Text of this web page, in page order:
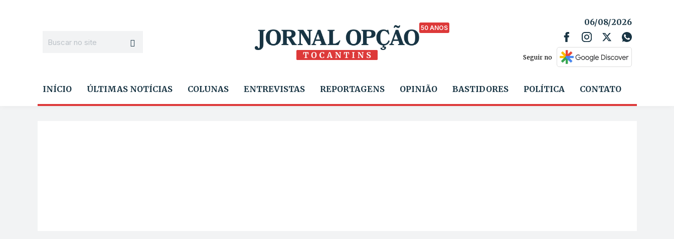
50 ANOS
06/08/2026
Seguir no
INÍCIO ÚLTIMAS NOTÍCIAS COLUNAS ENTREVISTAS REPORTAGENS OPINIÃO BASTIDORES POLÍTICA CONTATO